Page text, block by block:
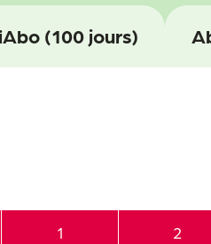
(100 jours)
1 2